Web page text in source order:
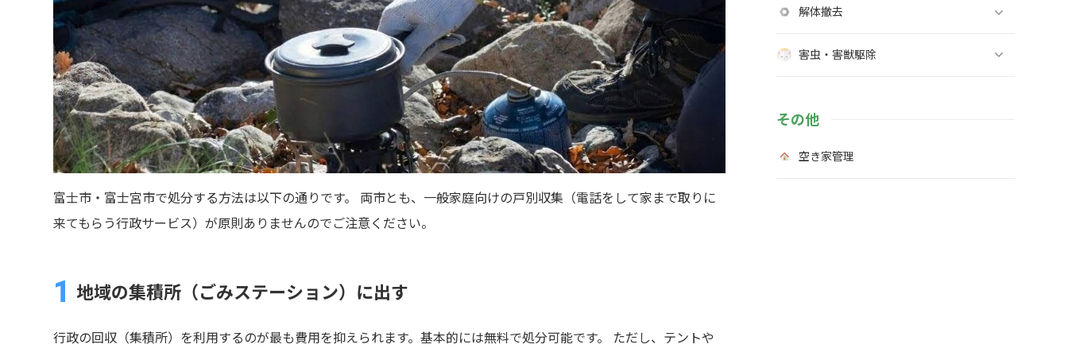
富士市・富士宮市で処分する方法は以下の通りです。 両市とも、一般家庭向けの戸別収集（電話をして家まで取りに
来てもらう行政サービス）が原則ありませんのでご注意ください。
地域の集積所（ごみステーション）に出す
行政の回収（集積所）を利用するのが最も費用を抑えられます。基本的には無料で処分可能です。 ただし、テントや
解体撤去
害虫・害獣駆除
その他
空き家管理